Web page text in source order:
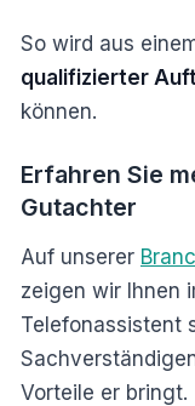
So wird aus
qualifizierter
können.
Erfahren Sie
Gutachter
Auf unserer
zeigen wir Ihnen
Telefonassistent
Vorteile er bringt.